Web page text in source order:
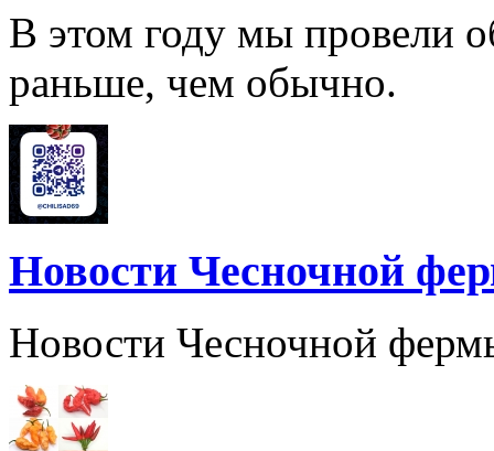
В этом году мы провели
раньше, чем обычно.
Новости Чесночной
Новости Чесночной